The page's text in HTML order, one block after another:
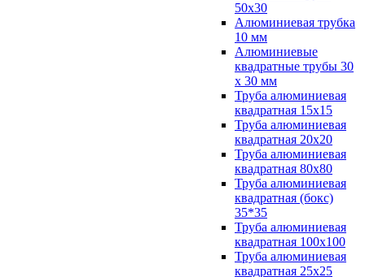
50х30
Алюминиевая трубка
10 мм
Алюминиевые
квадратные трубы 30
х 30 мм
Труба алюминиевая
квадратная 15х15
Труба алюминиевая
квадратная 20х20
Труба алюминиевая
квадратная 80х80
Труба алюминиевая
квадратная (бокс)
35*35
Труба алюминиевая
квадратная 100х100
Труба алюминиевая
квадратная 25х25